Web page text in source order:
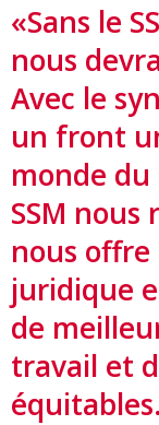
«Sans le
nous
Avec le
un front
monde
SSM
nous offre
juridique
de
travail et